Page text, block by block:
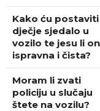
Kako ću postaviti
dječje sjedalo u
vozilo te jesu li
ispravna i čista?
Moram li zvati
policiju u slučaju
štete na vozilu?